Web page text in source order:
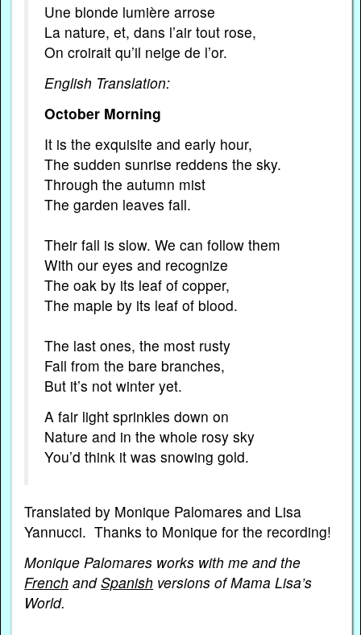
Une blonde lumière arrose
La nature, et, dans l’air tout rose,
On croirait qu’il neige de l’or.
English Translation:
October Morning
It is the exquisite and early hour,
The sudden sunrise reddens the sky.
Through the autumn mist
The garden leaves fall.
Their fall is slow. We can follow them
With our eyes and recognize
The oak by its leaf of copper,
The maple by its leaf of blood.
The last ones, the most rusty
Fall from the bare branches,
But it’s not winter yet.
A fair light sprinkles down on
Nature and in the whole rosy sky
You’d think it was snowing gold.
Translated by Monique Palomares and Lisa
Yannucci. Thanks to Monique for the recording!
Monique Palomares works with me and the
French andSpanish versions of Mama Lisa’s
World.